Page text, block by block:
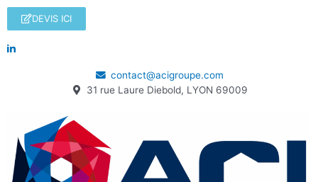
contact@acigroupe.com
31 rue Laure Diebold, LYON 69009
DEVIS ICI